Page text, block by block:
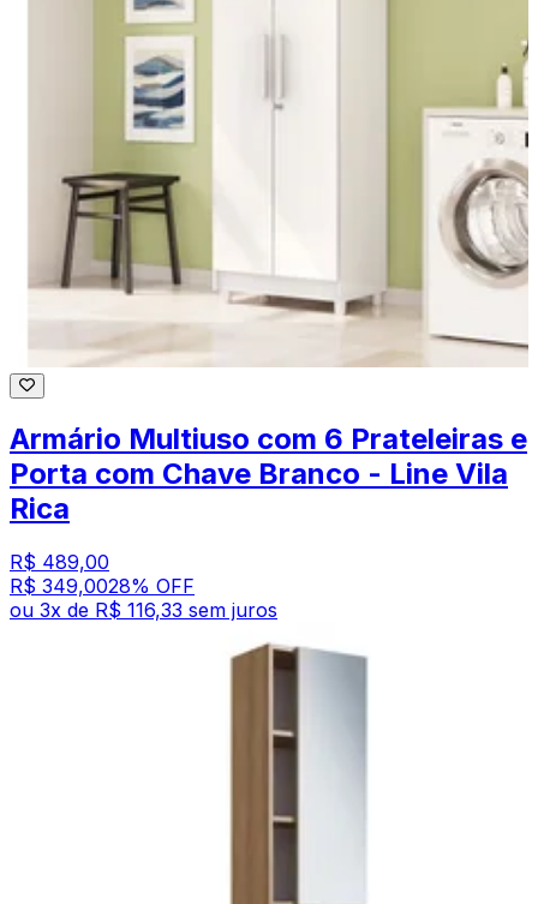
Armário Multiuso com 6 Prateleiras e
Porta com Chave Branco - Line Vila
Rica
R$ 489,00
R$ 349,0028% OFF
ou 3x de R$ 116,33 sem juros